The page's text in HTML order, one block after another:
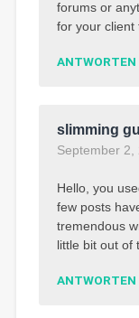
forums or
for your client
ANTWORTEN
slimming
September 2,
Hello, you
few posts
tremendous
little bit out of
ANTWORTEN